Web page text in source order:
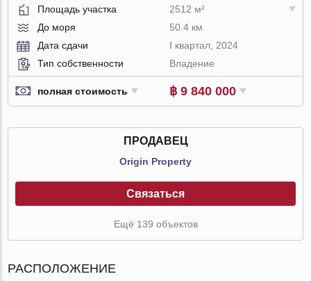
Площадь участка
2512 м²
До моря
50.4 км
Дата сдачи
I квартал, 2024
Тип собственности
Владение
полная стоимость ฿ 9 840 000
ПРОДАВЕЦ
Origin Property
Связаться
Ещё 139 объектов
РАСПОЛОЖЕНИЕ